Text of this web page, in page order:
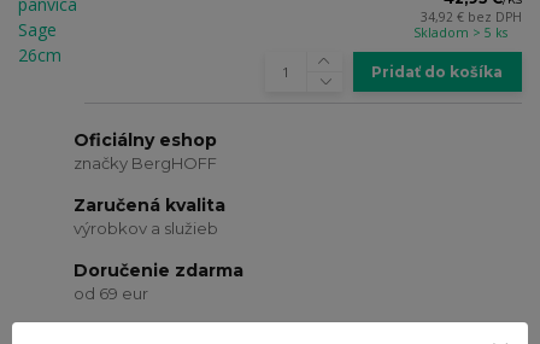
34,92 € bez DPH
Skladom > 5 ks
Pridať do košíka
Oficiálny eshop
značky BergHOFF
Zaručená kvalita
výrobkov a služieb
Doručenie zdarma
od 69 eur